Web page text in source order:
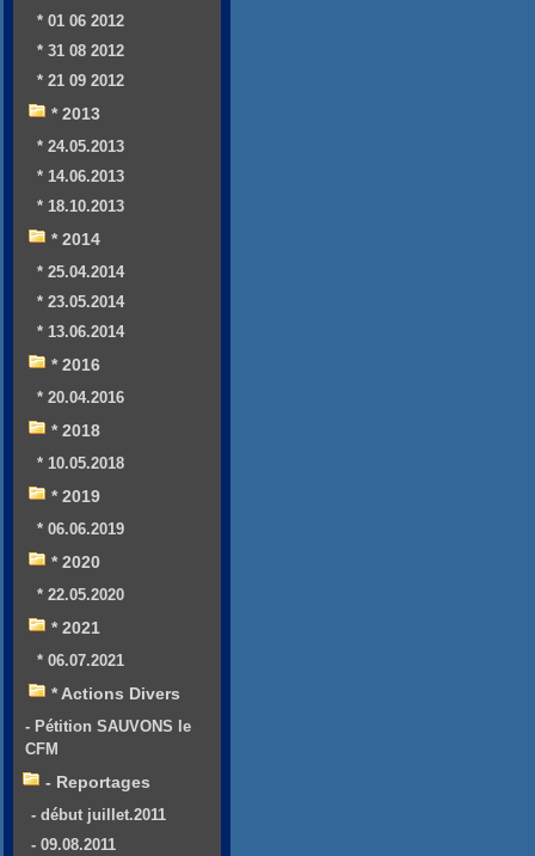
* 01 06 2012
* 31 08 2012
* 21 09 2012
* 2013
* 24.05.2013
* 14.06.2013
* 18.10.2013
* 2014
* 25.04.2014
* 23.05.2014
* 13.06.2014
* 2016
* 20.04.2016
* 2018
* 10.05.2018
* 2019
* 06.06.2019
* 2020
* 22.05.2020
* 2021
* 06.07.2021
* Actions Divers
- Pétition SAUVONS le
CFM
- Reportages
- début juillet.2011
- 09.08.2011